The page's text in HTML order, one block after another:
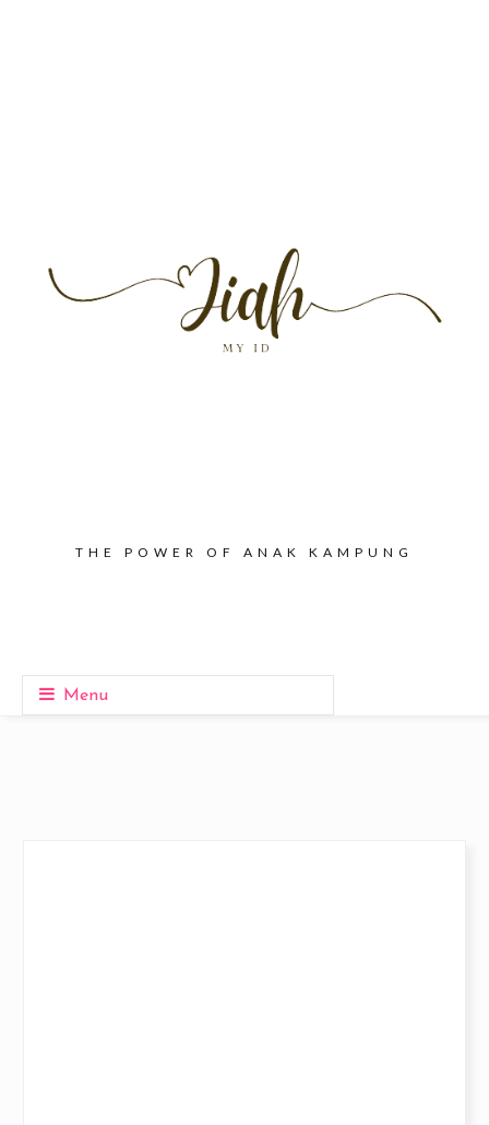
THE POWER OF ANAK KAMPUNG
Menu